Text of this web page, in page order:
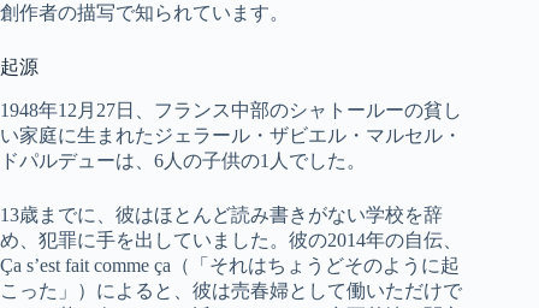
創作者の描写で知られています。
起源
1948年12月27日、フランス中部のシャトールーの貧し
い家庭に生まれたジェラール・ザビエル・マルセル・
ドパルデューは、6人の子供の1人でした。
13歳までに、彼はほとんど読み書きがない学校を辞
め、犯罪に手を出していました。彼の2014年の自伝、
Ça s’est fait comme ça（「それはちょうどそのように起
こった」）によると、彼は売春婦として働いただけで